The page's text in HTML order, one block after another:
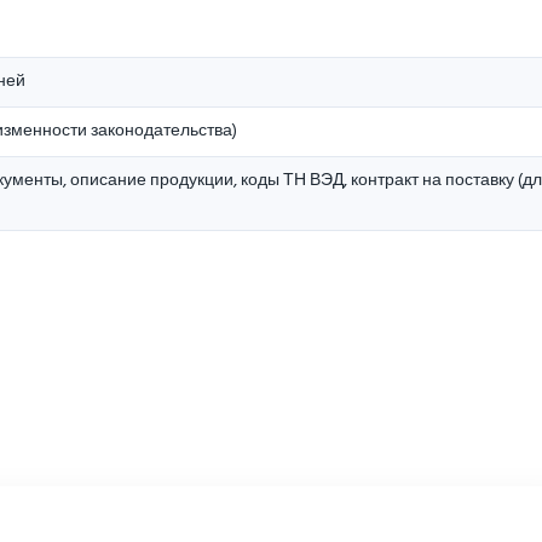
законодательства)
описание продукции, коды ТН ВЭД, контракт на поставку